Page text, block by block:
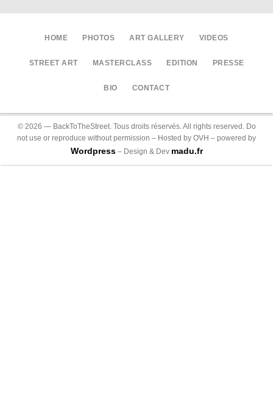
HOME PHOTOS ART GALLERY VIDEOS
STREET ART MASTERCLASS EDITION PRESSE
BIO CONTACT
© 2026 — BackToTheStreet. Tous droits réservés. All rights reserved. Do
not use or reproduce without permission – Hosted by OVH – powered by
Wordpress– Design & Dev madu.fr